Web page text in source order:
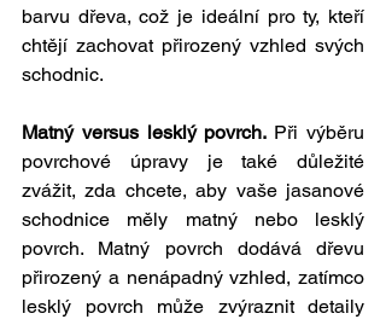
barvu dřeva, což je ideální pro ty, kteří
chtějí zachovat přirozený vzhled svých
schodnic.
Matný versus lesklý povrch. Při výběru
povrchové úpravy je také důležité
zvážit, zda chcete, aby vaše jasanové
schodnice měly matný nebo lesklý
povrch. Matný povrch dodává dřevu
přirozený a nenápadný vzhled, zatímco
lesklý povrch může zvýraznit detaily